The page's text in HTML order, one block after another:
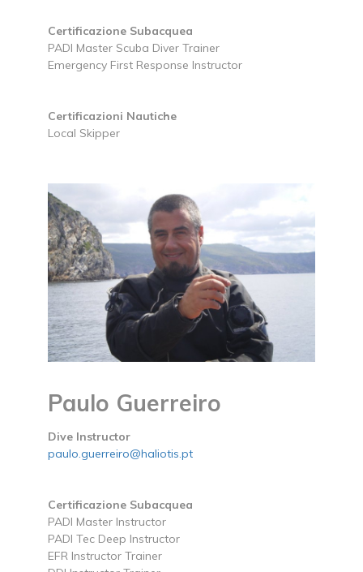
Certificazione Subacquea
PADI Master Scuba Diver Trainer
Emergency First Response Instructor
Certificazioni Nautiche
Local Skipper
Paulo Guerreiro
Dive Instructor
paulo.guerreiro@haliotis.pt
Certificazione Subacquea
PADI Master Instructor
PADI Tec Deep Instructor
EFR Instructor Trainer